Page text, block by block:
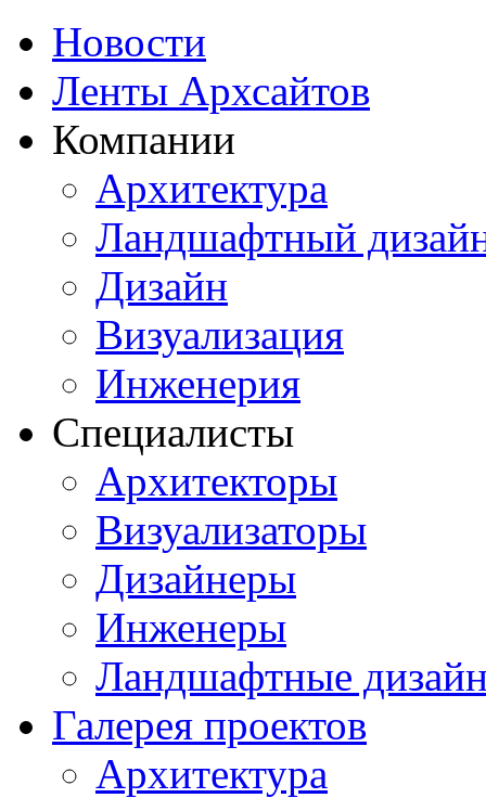
Новости
Ленты Архсайтов
Компании
Архитектура
Ландшафтный
Дизайн
Визуализация
Инженерия
Специалисты
Архитекторы
Визуализаторы
Дизайнеры
Инженеры
Ландшафтные
Галерея проектов
Архитектура